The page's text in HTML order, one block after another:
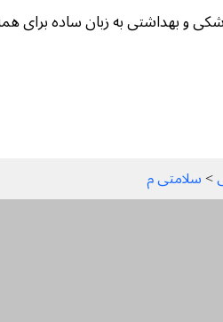
و بهداشتی به زبان ساده برای
> سلامتی م